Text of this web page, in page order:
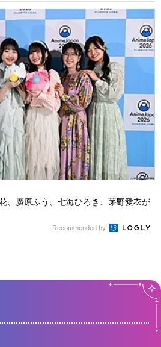
、廣原ふう、七海ひろき、茅野愛衣が
Recommended by